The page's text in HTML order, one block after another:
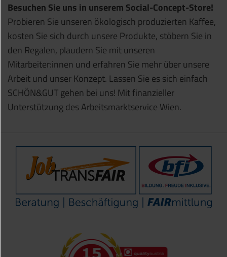
Besuchen Sie uns in unserem Social-Concept-Store!
Probieren Sie unseren ökologisch produzierten Kaffee,
kosten Sie sich durch unsere Produkte, stöbern Sie in
den Regalen, plaudern Sie mit unseren
Mitarbeiter:innen und erfahren Sie mehr über unsere
Arbeit und unser Konzept. Lassen Sie es sich einfach
SCHÖN&GUT gehen bei uns! Mit finanzieller
Unterstützung des Arbeitsmarktservice Wien.